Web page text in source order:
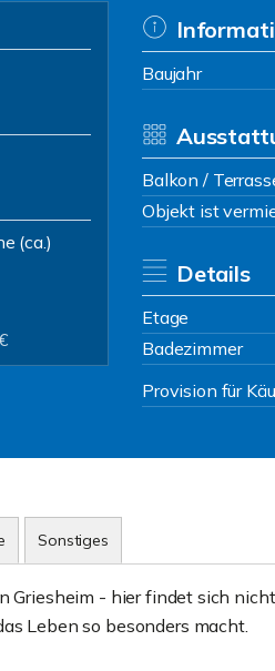
(ca.)
Baujahr
Balkon /
Objekt ist
Details
Etage
Badezimmer
Provision für
Sonstiges
Griesheim - hier findet sich
Leben so besonders macht.